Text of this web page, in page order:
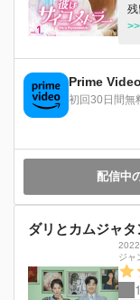
す
力
イ
Prime Video
初回30日間無
配信中
ダリとカムジャ
ジャ